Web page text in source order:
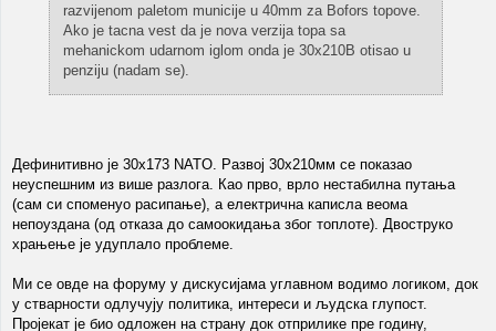
razvijenom paletom municije u 40mm za Bofors topove.
Ako je tacna vest da je nova verzija topa sa
mehanickom udarnom iglom onda je 30x210B otisao u
penziju (nadam se).
Дефинитивно је 30х173 NATO. Развој 30х210мм се показао
неуспешним из више разлога. Као прво, врло нестабилна путања
(сам си споменуо расипање), а електрична каписла веома
непоуздана (од отказа до самоокидања због топлоте). Двоструко
храњење је удуплало проблеме.
Ми се овде на форуму у дискусијама углавном водимо логиком, док
у стварности одлучују политика, интереси и људска глупост.
Пројекат је био одложен на страну док отприлике пре годину,